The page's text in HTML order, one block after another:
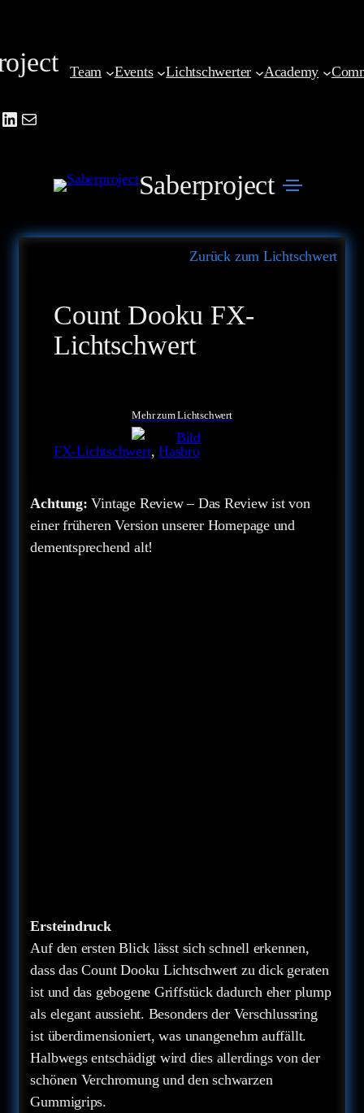
springen
Mail
Team Events Lichtschwerter Academy
Saberproject
Zurück zum Lichtschwert
Count Dooku FX-
Lichtschwert
Mehr zum Lichtschwert
FX-Lichtschwert, Hasbro
Achtung: Vintage Review – Das Review ist von
einer früheren Version unserer Homepage und
dementsprechend alt!
Ersteindruck
Auf den ersten Blick lässt sich schnell erkennen,
dass das Count Dooku Lichtschwert zu dick geraten
ist und das gebogene Griffstück dadurch eher plump
als elegant aussieht. Besonders der Verschlussring
ist überdimensioniert, was unangenehm auffällt.
Halbwegs entschädigt wird dies allerdings von der
schönen Verchromung und den schwarzen
Gummigrips.